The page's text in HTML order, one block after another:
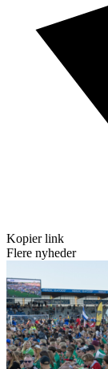
Kopier link
Flere nyheder